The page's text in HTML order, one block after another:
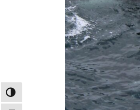
Alternar alto contraste